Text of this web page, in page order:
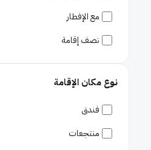
مطار برج العرب
مع الإفطار
نصف إقامة
نوع مكان الإقامة
فندق
منتجعات